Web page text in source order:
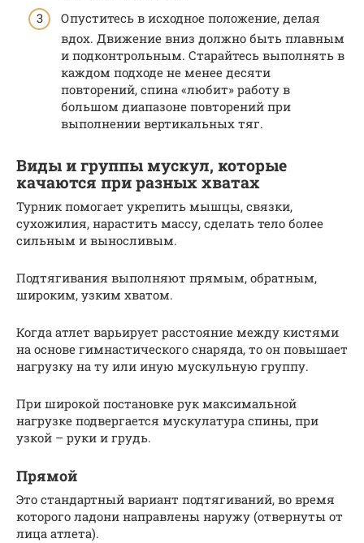
Опуститесь в исходное положение, делая
вдох. Движение вниз должно быть плавным
и подконтрольным. Старайтесь выполнять в
каждом подходе не менее десяти
повторений, спина «любит» работу в
большом диапазоне повторений при
выполнении вертикальных тяг.
Виды и группы мускул, которые
качаются при разных хватах
Турник помогает укрепить мышцы, связки,
сухожилия, нарастить массу, сделать тело более
сильным и выносливым.
Подтягивания выполняют прямым, обратным,
широким, узким хватом.
Когда атлет варьирует расстояние между кистями
на основе гимнастического снаряда, то он повышает
нагрузку на ту или иную мускульную группу.
При широкой постановке рук максимальной
нагрузке подвергается мускулатура спины, при
узкой – руки и грудь.
Прямой
Это стандартный вариант подтягиваний, во время
которого ладони направлены наружу (отвернуты от
лица атлета).